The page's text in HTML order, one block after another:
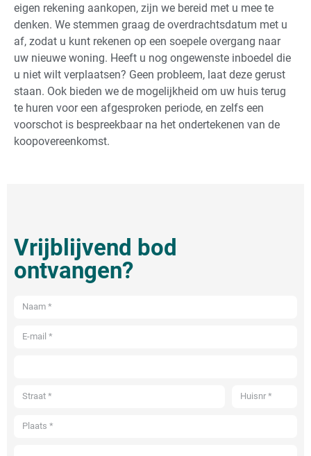
eigen rekening aankopen, zijn we bereid met u mee te
denken. We stemmen graag de overdrachtsdatum met u
af, zodat u kunt rekenen op een soepele overgang naar
uw nieuwe woning. Heeft u nog ongewenste inboedel die
u niet wilt verplaatsen? Geen probleem, laat deze gerust
staan. Ook bieden we de mogelijkheid om uw huis terug
te huren voor een afgesproken periode, en zelfs een
voorschot is bespreekbaar na het ondertekenen van de
koopovereenkomst.
Vrijblijvend bod
ontvangen?